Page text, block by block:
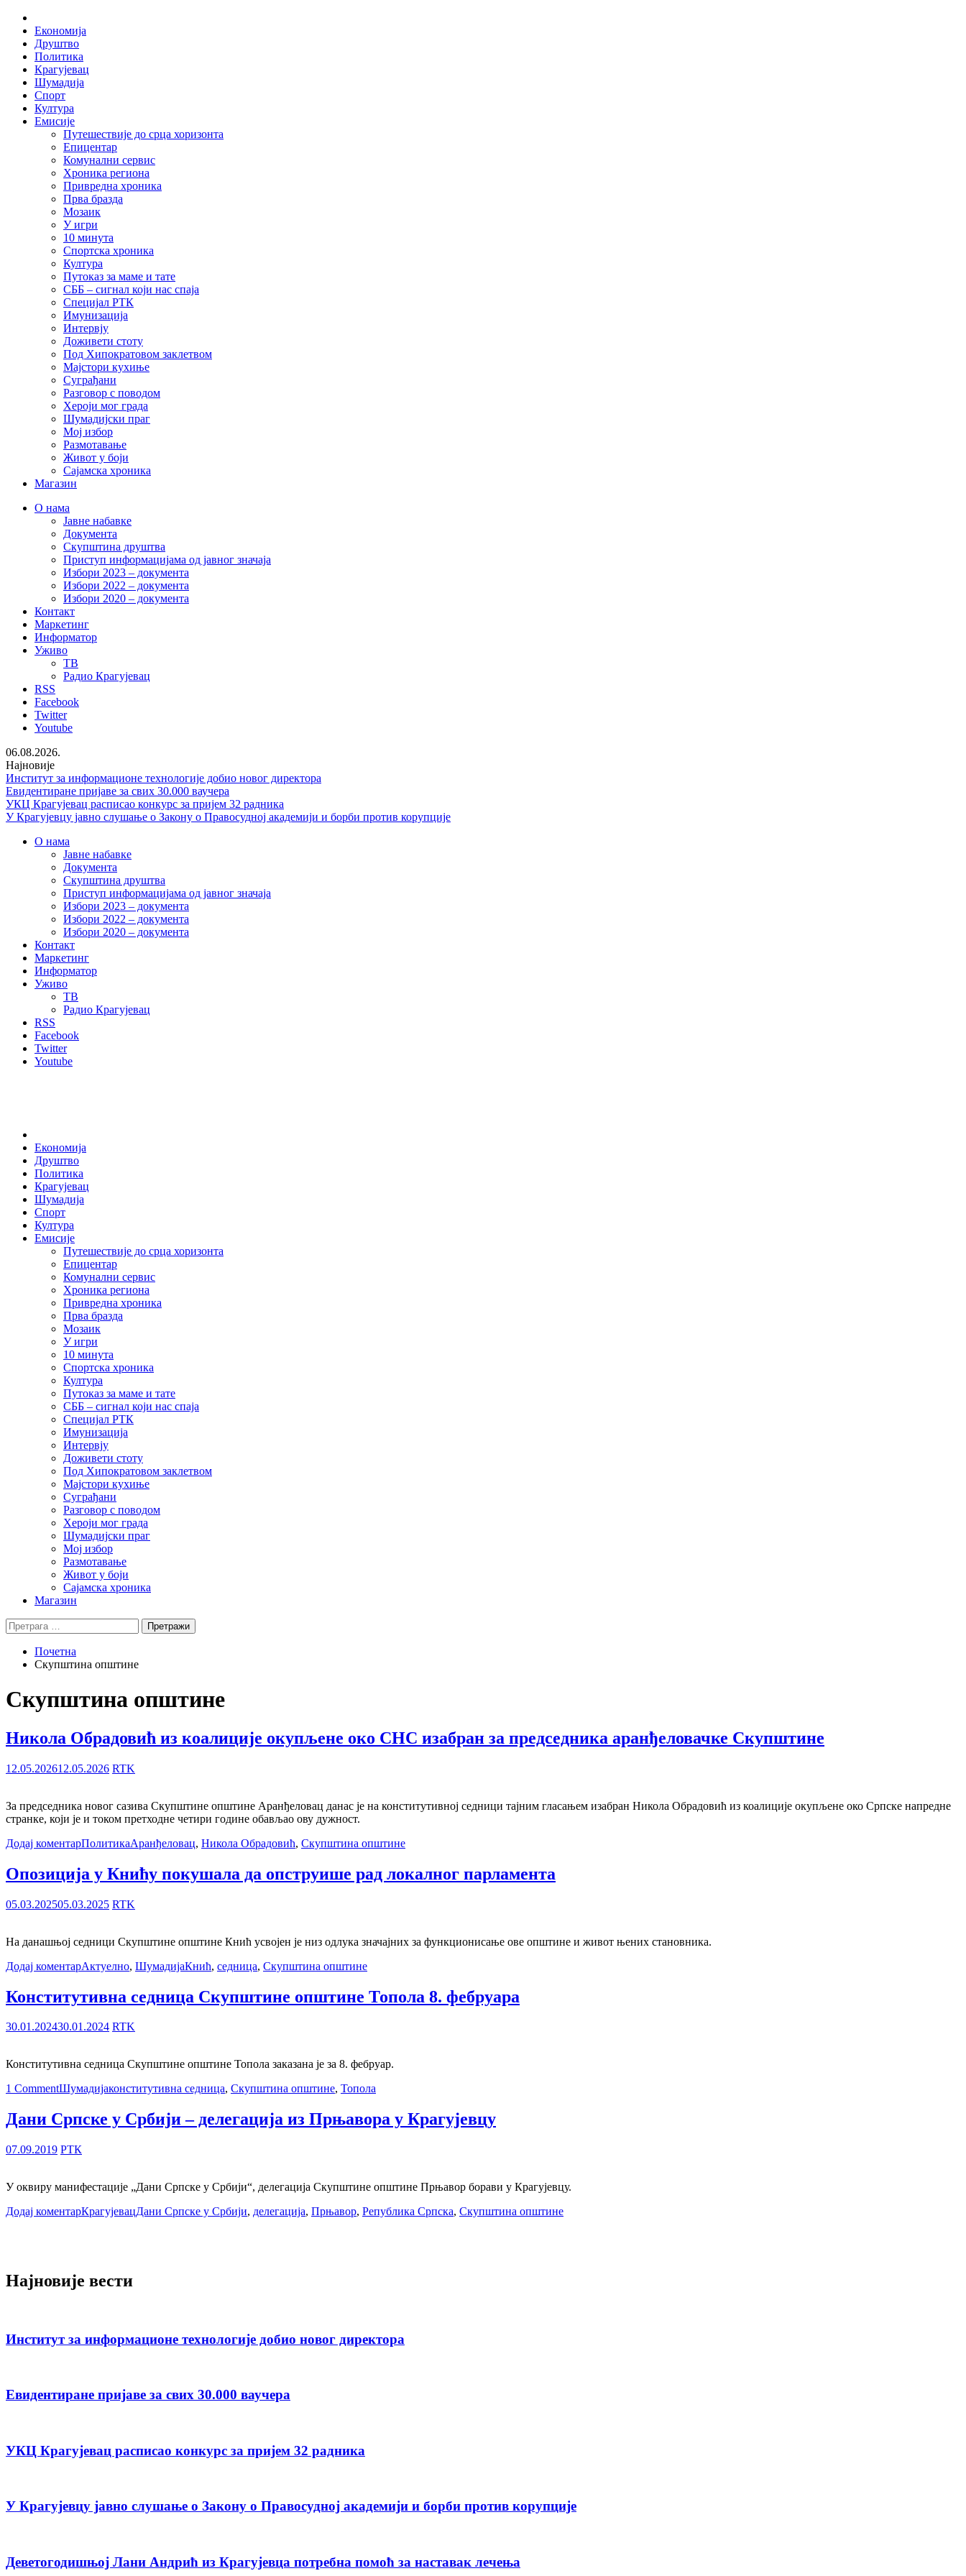
Skip
content
Економија
Друштво
Политика
Крагујевац
Шумадија
Спорт
Култура
Емисије
Путешествије до срца хоризонта
Епицентар
Комунални сервис
Хроника региона
Привредна хроника
Прва бразда
Мозаик
У игри
10 минута
Спортска хроника
Култура
Путоказ за маме и тате
СББ – сигнал који нас спаја
Специјал РТК
Имунизација
Интервју
Доживети стоту
Под Хипократовом заклетвом
Мајстори кухиње
Суграђани
Разговор с поводом
Хероји мог града
Шумадијски праг
Мој избор
Размотавање
Живот у боји
Сајамска хроника
Магазин
О нама
Јавне набавке
Документа
Скупштина друштва
Приступ информацијама од јавног значаја
Избори 2023 – документа
Избори 2022 – документа
Избори 2020 – документа
Контакт
Маркетинг
Информатор
Уживо
ТВ
Радио Крагујевац
RSS
Facebook
Twitter
Youtube
06.08.2026.
Најновије
Институт за информационе технологије добио новог директора
Евидентиране пријаве за свих 30.000 ваучера
УКЦ Крагујевац расписао конкурс за пријем 32 радника
У Крагујевцу јавно слушање о Закону о Правосудној академији и борби против корупције
О нама
Јавне набавке
Документа
Скупштина друштва
Приступ информацијама од јавног значаја
Избори 2023 – документа
Избори 2022 – документа
Избори 2020 – документа
Контакт
Маркетинг
Информатор
Уживо
ТВ
Радио Крагујевац
RSS
Facebook
Twitter
Youtube
Економија
Друштво
Политика
Крагујевац
Шумадија
Спорт
Култура
Емисије
Путешествије до срца хоризонта
Епицентар
Комунални сервис
Хроника региона
Привредна хроника
Прва бразда
Мозаик
У игри
10 минута
Спортска хроника
Култура
Путоказ за маме и тате
СББ – сигнал који нас спаја
Специјал РТК
Имунизација
Интервју
Доживети стоту
Под Хипократовом заклетвом
Мајстори кухиње
Суграђани
Разговор с поводом
Хероји мог града
Шумадијски праг
Мој избор
Размотавање
Живот у боји
Сајамска хроника
Магазин
Претрага
за:
Почетна
Скупштина општине
Скупштина општине
Никола Обрадовић из коалиције окупљене око СНС изабран за председника аранђеловачке Скупштине
12.05.202612.05.2026 RTK
За председника новог сазива Скупштине општине Аранђеловац данас је на конститутивној седници тајним гласањем изабран Никола Обрадовић из коалиције окупљене око Српске напредне
странке, који је и током претходне четири године обављао ову дужност.
Додај коментарПолитикаАранђеловац, Никола Обрадовић, Скупштина општине
Опозиција у Книћу покушала да опструише рад локалног парламента
05.03.202505.03.2025 RTK
На данашњој седници Скупштине општине Кнић усвојен је низ одлука значајних за функционисање ове општине и живот њених становника.
Додај коментарАктуелно, ШумадијаКнић, седница, Скупштина општине
Конститутивна седница Скупштине општине Топола 8. фебруара
30.01.202430.01.2024 RTK
Конститутивна седница Скупштине општине Топола заказана је за 8. фебруар.
1 CommentШумадијаконститутивна седница, Скупштина општине, Топола
Дани Српске у Србији – делегација из Прњавора у Крагујевцу
07.09.2019 РТК
У оквиру манифестације „Дани Српске у Србији“, делегација Скупштине општине Прњавор борави у Крагујевцу.
Додај коментарКрагујевацДани Српске у Србији, делегација, Прњавор, Република Српска, Скупштина општине
Најновије вести
Институт за информационе технологије добио новог директора
Евидентиране пријаве за свих 30.000 ваучера
УКЦ Крагујевац расписао конкурс за пријем 32 радника
У Крагујевцу јавно слушање о Закону о Правосудној академији и борби против корупције
Деветогодишњој Лани Андрић из Крагујевца потребна помоћ за наставак лечења